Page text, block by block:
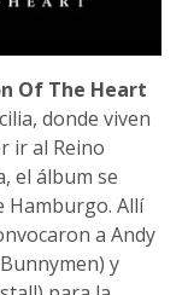
Of The Heart
donde viven
ir al Reino
el álbum se
Hamburgo. Allí
a Andy
y